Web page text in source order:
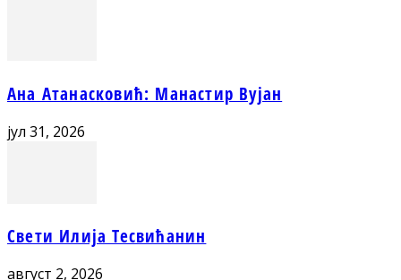
Ана Атанасковић: Манастир Вујан
јул 31, 2026
Свети Илија Тесвићанин
август 2, 2026